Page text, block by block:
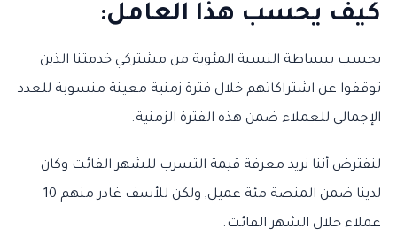
كيف يحسب هذا العامل:
يحسب ببساطة النسبة المئوية من مشتركي خدمتنا الذين
توقفوا عن اشتراكاتهم خلال فترة زمنية معينة منسوبة للعدد
الإجمالي للعملاء ضمن هذه الفترة الزمنية.
لنفترض أننا نريد معرفة قيمة التسرب للشهر الفائت وكان
لدينا ضمن المنصة مئة عميل, ولكن للأسف غادر منهم 10
عملاء خلال الشهر الفائت.